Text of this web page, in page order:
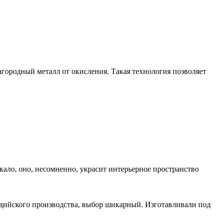
металл от окисления. Такая технология позволяет
оно, несомненно, украсит интерьерное пространство
производства, выбор шикарный. Изготавливали под